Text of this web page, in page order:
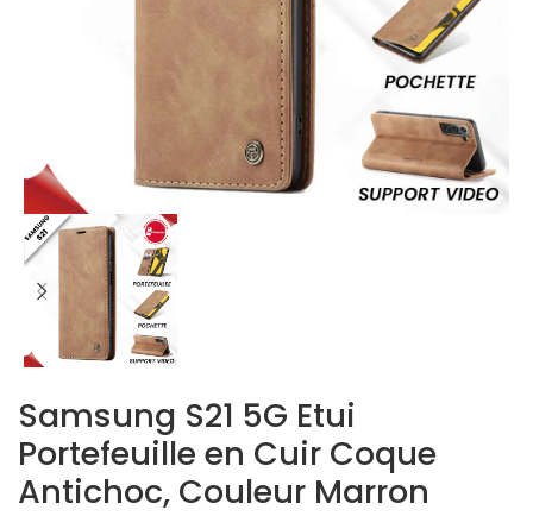
Samsung S21 5G Etui
Portefeuille en Cuir Coque
Antichoc, Couleur Marron